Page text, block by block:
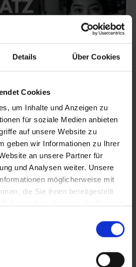
Details Über Cookies
Cookies
um Inhalte und Anzeigen zu
für soziale Medien anbieten
auf unsere Website zu
geben wir Informationen zu Ihrer
an unsere Partner für
und Analysen weiter. Unsere
möglicherweise mit
die Sie ihnen bereitgestellt